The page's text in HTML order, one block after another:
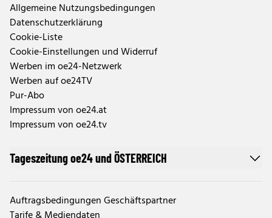
Allgemeine Nutzungsbedingungen
Datenschutzerklärung
Cookie-Liste
Cookie-Einstellungen und Widerruf
Werben im oe24-Netzwerk
Werben auf oe24TV
Pur-Abo
Impressum von oe24.at
Impressum von oe24.tv
Tageszeitung oe24 und ÖSTERREICH
Auftragsbedingungen Geschäftspartner